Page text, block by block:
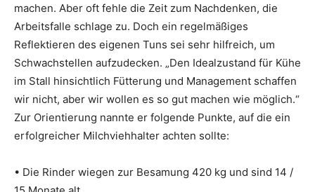
machen. Aber oft fehle die Zeit zum Nachdenken, die
Arbeitsfalle schlage zu. Doch ein regelmäßiges
Reflektieren des eigenen Tuns sei sehr hilfreich, um
Schwachstellen aufzudecken. „Den Idealzustand für Kühe
im Stall hinsichtlich Fütterung und Management schaffen
wir nicht, aber wir wollen es so gut machen wie möglich.“
Zur Orientierung nannte er folgende Punkte, auf die ein
erfolgreicher Milchviehhalter achten sollte:
• Die Rinder wiegen zur Besamung 420 kg und sind 14 /